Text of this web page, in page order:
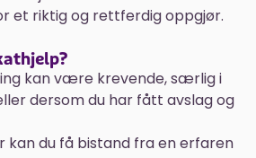
et riktig og rettferdig oppgjør.
kan være krevende, særlig i
dersom du har fått avslag og
kan du få bistand fra en erfaren